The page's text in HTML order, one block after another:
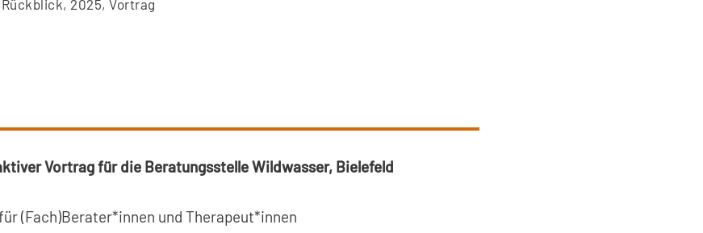
Rückblick, 2025,Vortrag
Vortrag für die Beratungsstelle Wildwasser, Bielefeld
(Fach)Berater*innen und Therapeut*innen